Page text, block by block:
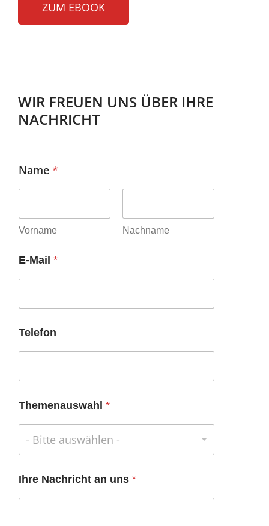
ZUM EBOOK
WIR FREUEN UNS ÜBER IHRE
NACHRICHT
Name *
Vorname Nachname
E-Mail *
Telefon
Themenauswahl *
- Bitte auswählen -
Ihre Nachricht an uns *